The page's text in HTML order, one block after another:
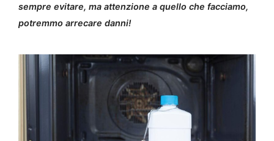
sempre evitare, ma attenzione a quello che facciamo,
potremmo arrecare danni!